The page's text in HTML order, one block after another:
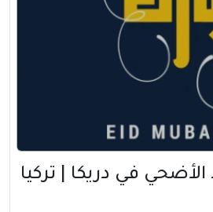
في دريكا | تركيا